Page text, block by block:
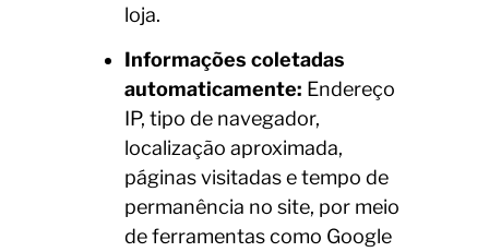
loja.
Informações coletadas
automaticamente: Endereço
IP, tipo de navegador,
localização aproximada,
páginas visitadas e tempo de
permanência no site, por meio
de ferramentas como Google